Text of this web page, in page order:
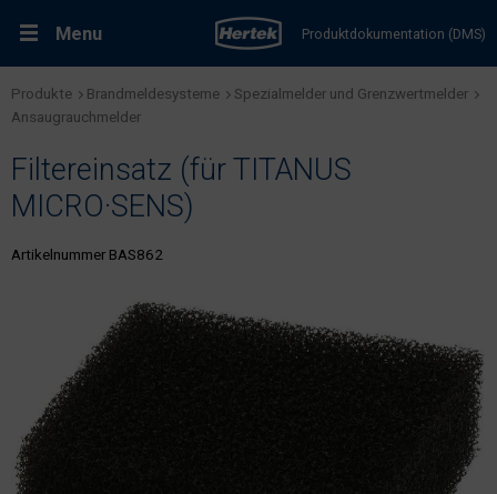
Menu
Lösungen
Produkte
Support & Kontakt
Fachportal Brandschutz
Karriere bei Hertek
Produktdokumentation (DMS)
RMA-Formular
Produkte Brandmeldesysteme
Spezialmelder und Grenzwertmelder
Ansaugrauchmelder
Filtereinsatz (für TITANUS
MICRO·SENS)
Artikelnummer BAS862